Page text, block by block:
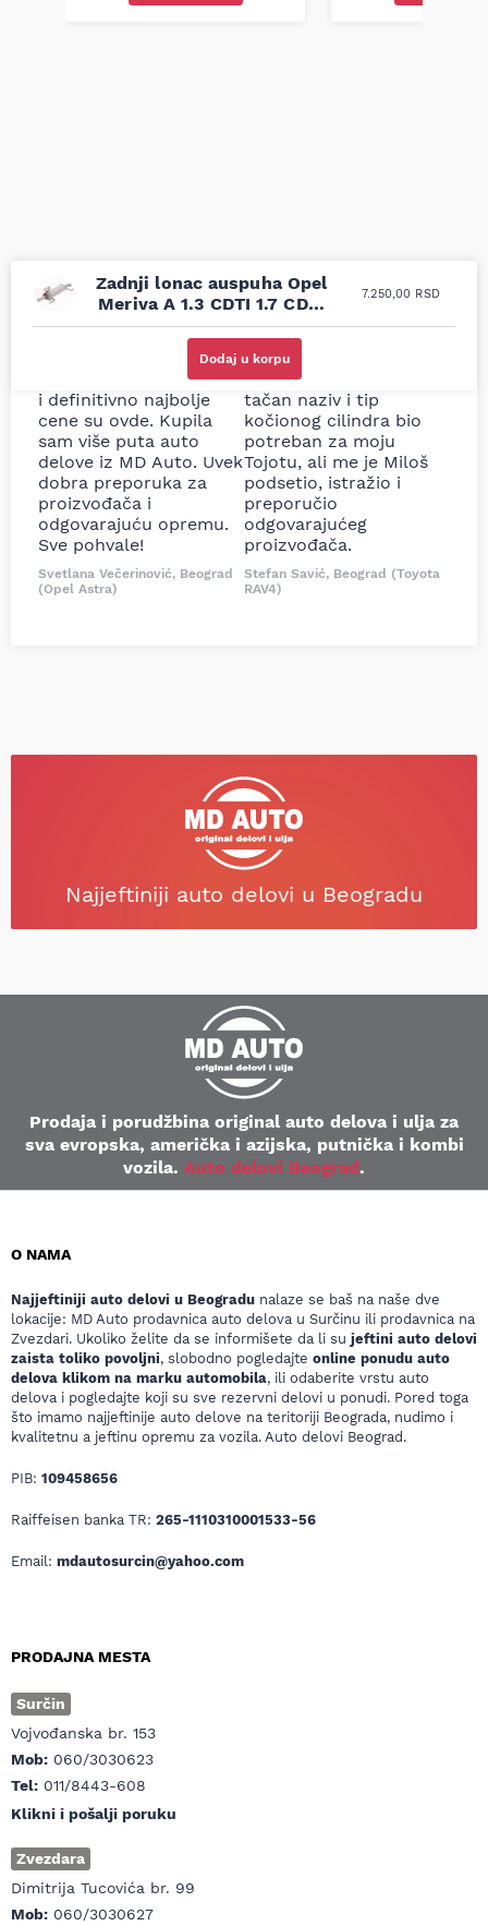
Zadnji lonac auspuha Opel
Meriva A 1.3 CDTI 1.7 CDTI
03-10
7.250,00 RSD
Dodaj u korpu
Uporedila sam sve
prodavnice auto delova
i definitivno najbolje
cene su ovde. Kupila
sam više puta auto
delove iz MD Auto. Uvek
dobra preporuka za
proizvođača i
odgovarajuću opremu.
Sve pohvale!
Svetlana Večerinović, Beograd
(Opel Astra)
Odlična usluga i
ljubazni prodavci.
Nisam bio siguran koji je
tačan naziv i tip
kočionog cilindra bio
potreban za moju
Tojotu, ali me je Miloš
podsetio, istražio i
preporučio
odgovarajućeg
proizvođača.
Stefan Savić, Beograd (Toyota
RAV4)
Najjeftiniji auto delovi u Beogradu
Prodaja i porudžbina original auto delova i ulja za
sva evropska, američka i azijska, putnička i kombi
vozila. Auto delovi Beograd.
O NAMA
Najjeftiniji auto delovi u Beogradu nalaze se baš na naše dve
lokacije: MD Auto prodavnica auto delova u Surčinu ili prodavnica na
Zvezdari. Ukoliko želite da se informišete da li su jeftini auto delovi
zaista toliko povoljni, slobodno pogledajte online ponudu auto
delova klikom na marku automobila, ili odaberite vrstu auto
delova i pogledajte koji su sve rezervni delovi u ponudi. Pored toga
što imamo najjeftinije auto delove na teritoriji Beograda, nudimo i
kvalitetnu a jeftinu opremu za vozila. Auto delovi Beograd.
PIB: 109458656
Raiffeisen banka TR: 265-1110310001533-56
Email: mdautosurcin@yahoo.com
PRODAJNA MESTA
Surčin
Vojvođanska br. 153
Mob: 060/3030623
Tel: 011/8443-608
Klikni i pošalji poruku
Zvezdara
Dimitrija Tucovića br. 99
Mob: 060/3030627